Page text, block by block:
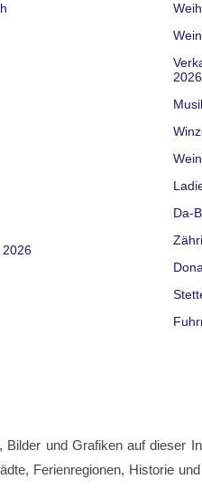
2026
Da-
Bilder und Grafiken auf dieser
Ferienregionen, Historie